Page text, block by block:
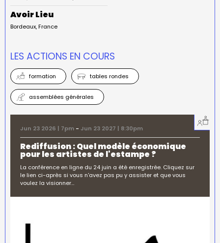
Avoir Lieu
Bordeaux France
LES ACTIONS EN COURS
formation tables rondes
assemblées générales
Jun 23 2026 | 7pm - Jun 23 2027 | 8:30pm
Rediffusion : Quel modèle économique
pour les artistes de l'estampe ?
La conférence en ligne du 24 juin a été enregistrée. Cliquez sur
le lien ci-après si vous n'avez pas pu y assister et que vous
voulez la visionner…